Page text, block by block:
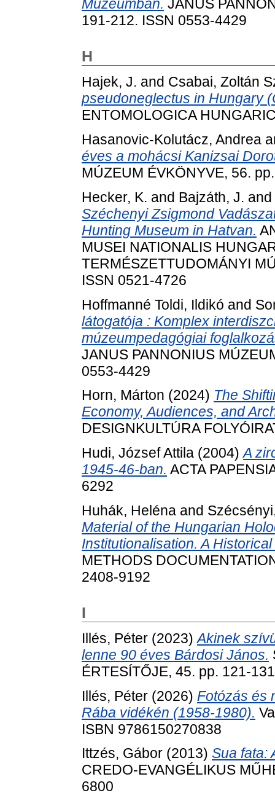
Múzeumban. JANUS
191-212. ISSN 0553-4429
H
Hajek, J. and Csabai, Zoltán
pseudoneglectus in Hungary
ENTOMOLOGICA
Hasanovic-Kolutácz, Andrea
éves a mohácsi Kanizsai
MÚZEUM ÉVKÖNYVE, 56.
Hecker, K. and Bajzáth, J. and
Széchenyi Zsigmond
Hunting Museum in Hatvan.
MUSEI NATIONALIS
TERMÉSZETTUDOMÁNYI
ISSN 0521-4726
Hoffmanné Toldi, Ildikó and
látogatója : Komplex
múzeumpedagógiai
JANUS PANNONIUS
0553-4429
Horn, Márton (2024) The
Economy, Audiences, and
DESIGNKULTÚRA
Hudi, József Attila (2004)A
1945-46-ban. ACTA
6292
Huhák, Heléna and
Material of the Hungarian
Institutionalisation. A
METHODS
2408-9192
I
Illés, Péter (2023)Akinek
lenne 90 éves Bárdosi János.
ÉRTESÍTŐJE, 45. pp. 121-
Illés, Péter (2026) Fotózás és
Rába vidékén (1958-1980).
ISBN 9786150270838
Ittzés, Gábor (2013) Sua fata:
CREDO-EVANGÉLIKUS
6800